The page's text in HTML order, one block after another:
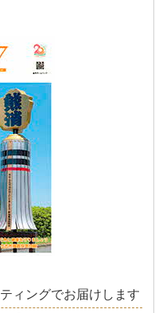
ィングでお届けします